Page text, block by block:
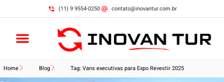
(11) 9 9554-0250 contato@inovantur.com.br
Home Blog Tag: Vans executivas para Expo Revestir 2025